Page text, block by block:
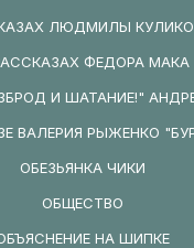
ЛЮДМИЛЫ
ФЕДОРА МАКА
И ШАТАНИЕ!"
ВАЛЕРИЯ РЫЖЕНКО
ОБЕЗЬЯНКА ЧИКИ
ОБЩЕСТВО
НА ШИПКЕ